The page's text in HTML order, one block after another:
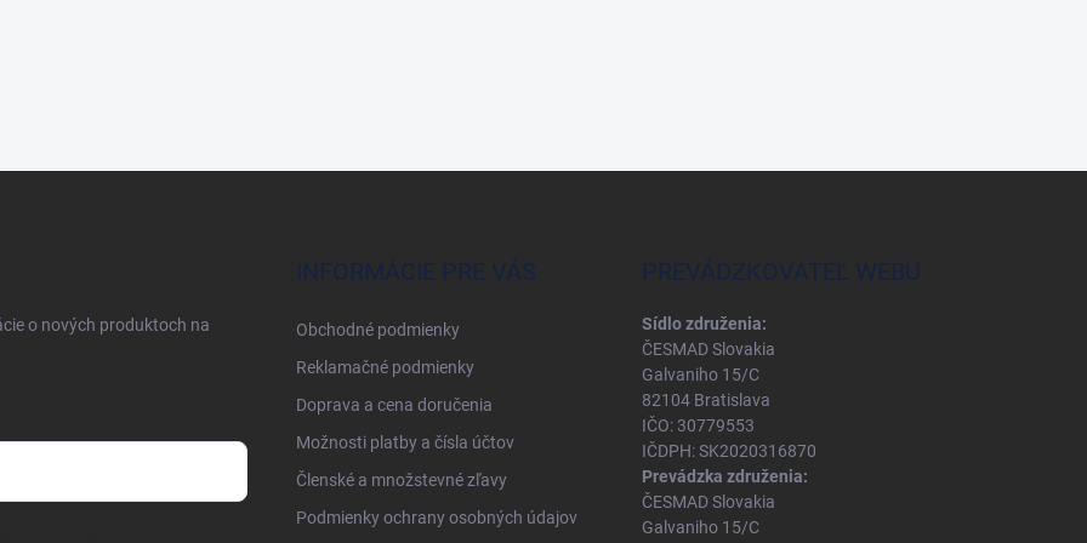
o nových produktoch na
Obchodné podmienky
Reklamačné podmienky
Doprava a cena doručenia
Možnosti platby a čísla účtov
Členské a množstevné zľavy
Podmienky ochrany osobných údajov
Sídlo združenia:
ČESMAD Slovakia
Galvaniho 15/C
82104 Bratislava
IČO: 30779553
IČDPH: SK2020316870
Prevádzka združenia:
ČESMAD Slovakia
Galvaniho 15/C